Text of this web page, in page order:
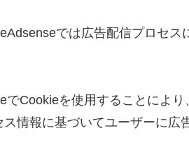
では広告配信プロセス
でCookieを使用することによ
ス情報に基づいてユーザーに広